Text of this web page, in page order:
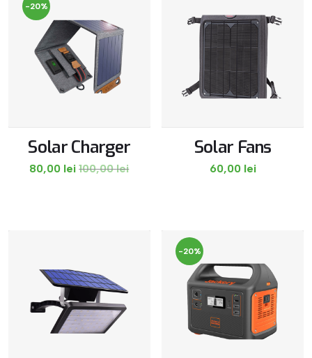
-20%
Solar Charger
80,00 lei 100,00lei
Solar Fans
60,00 lei
-20%